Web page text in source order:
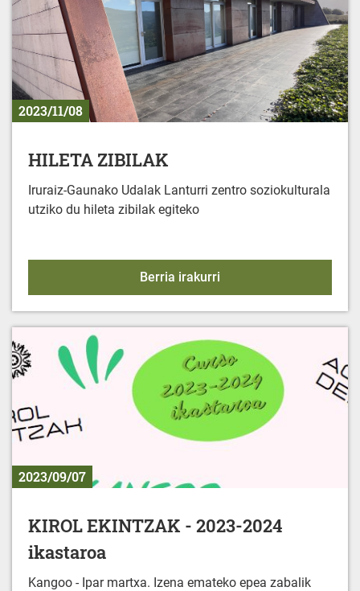
2023/11/08
HILETA ZIBILAK
Iruraiz-Gaunako Udalak Lanturri zentro soziokulturala
utziko du hileta zibilak egiteko
Berria irakurri
2023/09/07
KIROL EKINTZAK - 2023-2024
ikastaroa
Kangoo - Ipar martxa. Izena emateko epea zabalik